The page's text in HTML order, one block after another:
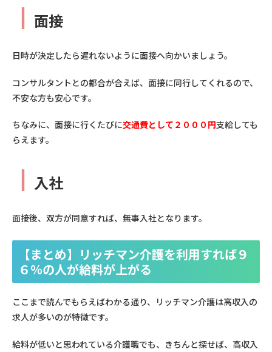
┃ 面接
日時が決定したら遅れないように面接へ向かいましょう。
コンサルタントとの都合が合えば、面接に同行してくれるので、
不安な方も安心です。
ちなみに、面接に行くたびに交通費として２０００円支給しても
らえます。
┃ 入社
面接後、双方が同意すれば、無事入社となります。
【まとめ】リッチマン介護を利用すれば９
６％の人が給料が上がる
ここまで読んでもらえばわかる通り、リッチマン介護は高収入の
求人が多いのが特徴です。
給料が低いと思われている介護職でも、きちんと探せば、高収入